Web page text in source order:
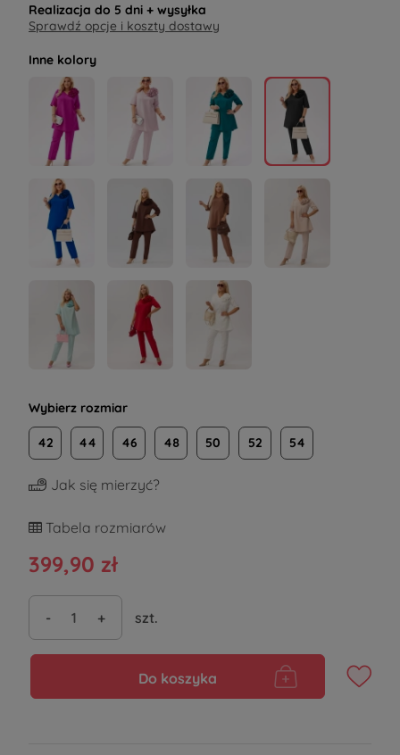
Realizacja do 5 dni + wysyłka
Sprawdź opcje i koszty dostawy
Inne kolory
Wybierz rozmiar
42 44 46 48 50 52 54
Jak się mierzyć?
Tabela rozmiarów
399,90 zł
- + szt.
Do koszyka